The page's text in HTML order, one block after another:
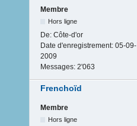
Membre
Hors ligne
De: Côte-d'or
Date d'enregistrement: 05-09-
2009
Messages: 2'063
Frenchoïd
Membre
Hors ligne